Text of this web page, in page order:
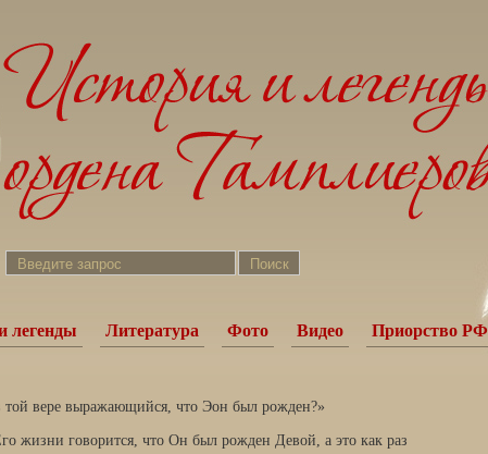
Литература Фото Видео Приорство РФ
той вере выражающийся, что Эон был рожден?»
жизни говорится, что Он был рожден Девой, а это как раз